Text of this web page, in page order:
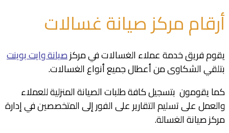
أرقام مركز صيانة غسالات
يقوم فريق خدمة عملاء الغسالات في مركزصيانة وايت بوينت
بتلقي الشكاوى من أعطال جميع أنواع الغسالات.
كما يقومون بتسجيل كافة طلبات الصيانة المنزلية للعملاء
والعمل على تسليم التقارير على الفور إلى المتخصصين في إدارة
مركز صيانة الغسالة.